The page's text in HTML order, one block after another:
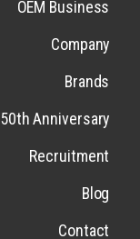
OEM Business
Company
Brands
50th Anniversary
Recruitment
Blog
Contact